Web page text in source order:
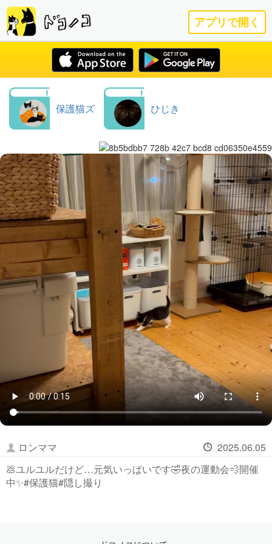
アプリで開く
保護猫ズ ひじき
ロンママ
2025.06.05
💩ユルユルだけど…元気いっぱいです🤣夜の運動会💨開催
中✨#保護猫#隠し撮り